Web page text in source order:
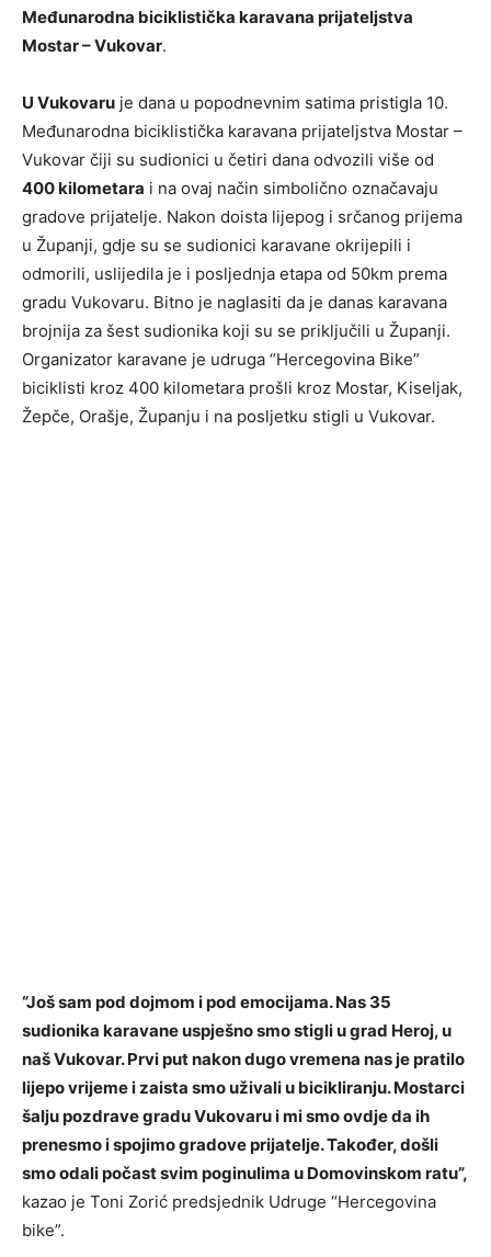
Međunarodna biciklistička karavana prijateljstva
Mostar – Vukovar.
U Vukovaru je dana u popodnevnim satima pristigla 10.
Međunarodna biciklistička karavana prijateljstva Mostar –
Vukovar čiji su sudionici u četiri dana odvozili više od
400 kilometara i na ovaj način simbolično označavaju
gradove prijatelje. Nakon doista lijepog i srčanog prijema
u Županji, gdje su se sudionici karavane okrijepili i
odmorili, uslijedila je i posljednja etapa od 50km prema
gradu Vukovaru. Bitno je naglasiti da je danas karavana
brojnija za šest sudionika koji su se priključili u Županji.
Organizator karavane je udruga “Hercegovina Bike”
biciklisti kroz 400 kilometara prošli kroz Mostar, Kiseljak,
Žepče, Orašje, Županju i na posljetku stigli u Vukovar.
“Još sam pod dojmom i pod emocijama. Nas 35
sudionika karavane uspješno smo stigli u grad Heroj, u
naš Vukovar. Prvi put nakon dugo vremena nas je pratilo
lijepo vrijeme i zaista smo uživali u bicikliranju. Mostarci
šalju pozdrave gradu Vukovaru i mi smo ovdje da ih
prenesmo i spojimo gradove prijatelje. Također, došli
smo odali počast svim poginulima u Domovinskom ratu”,
kazao je Toni Zorić predsjednik Udruge “Hercegovina
bike”.